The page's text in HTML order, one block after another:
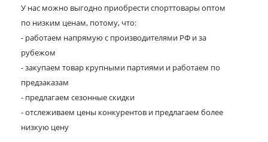
У нас можно выгодно приобрести спорттовары оптом
по низким ценам, потому, что:
- работаем напрямую с производителями РФ и за
рубежом
- закупаем товар крупными партиями и работаем по
предзаказам
- предлагаем сезонные скидки
- отслеживаем цены конкурентов и предлагаем более
низкую цену